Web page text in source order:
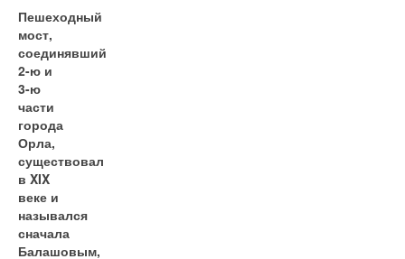
Пешеходный
мост,
соединявший
2-ю и
3-ю
части
города
Орла,
существовал
в XIX
веке и
назывался
сначала
Балашовым,